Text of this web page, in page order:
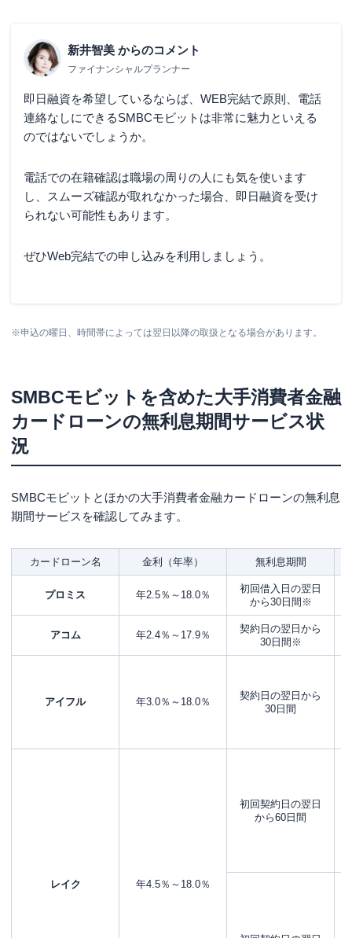
新井智美 からのコメント
ファイナンシャルプランナー
即日融資を希望しているならば、WEB完結で原則、電話
連絡なしにできるSMBCモビットは非常に魅力といえる
のではないでしょうか。
電話での在籍確認は職場の周りの人にも気を使います
し、スムーズ確認が取れなかった場合、即日融資を受け
られない可能性もあります。
ぜひWeb完結での申し込みを利用しましょう。
※申込の曜日、時間帯によっては翌日以降の取扱となる場合があります。
SMBCモビットを含めた大手消費者金融
カードローンの無利息期間サービス状
況
SMBCモビットとほかの大手消費者金融カードローンの無利息
期間サービスを確認してみます。
カードローン名 金利（年率） 無利息期間
プロミス 年2.5％～18.0％
初回借入日の翌日
から30日間※
アコム 年2.4％～17.9％
契約日の翌日から
30日間※
アイフル 年3.0％～18.0％
契約日の翌日から
30日間
レイク 年4.5％～18.0％
初回契約日の翌日
から60日間